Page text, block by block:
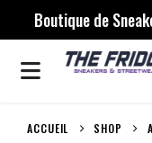
Boutique de
ACCUEIL SHOP